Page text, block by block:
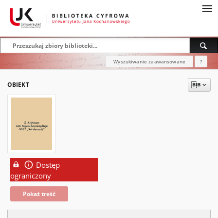
Wyszukiwanie zaawansowane ?
OBIEKT
Dostęp
ograniczony
Pokaż treść